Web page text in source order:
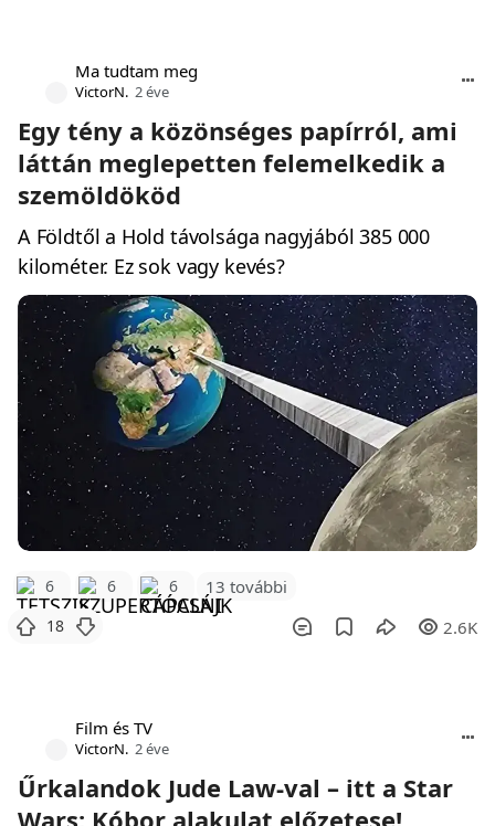
Ma tudtam meg
VictorN. 2 éve
Egy tény a közönséges papírról, ami
láttán meglepetten felemelkedik a
szemöldököd
A Földtől a Hold távolsága nagyjából 385 000
kilométer. Ez sok vagy kevés?
6 6 6 13 további
18 2.6K
Film és TV
VictorN. 2 éve
Űrkalandok Jude Law-val – itt a Star
Wars: Kóbor alakulat előzetese!